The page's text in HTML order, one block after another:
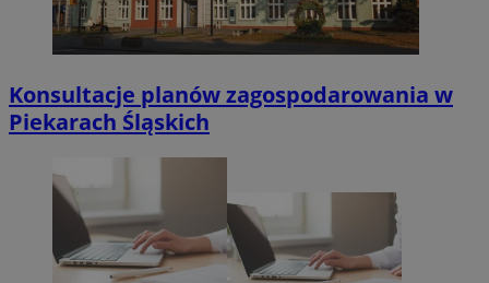
Konsultacje planów zagospodarowania w
Piekarach Śląskich